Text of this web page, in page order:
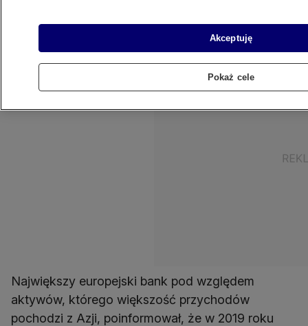
Największy europejski bank pod względem
aktywów, którego większość przychodów
pochodzi z Azji, poinformował, że w 2019 roku
Akceptuję
Pokaż cele